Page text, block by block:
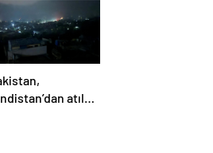
atılan